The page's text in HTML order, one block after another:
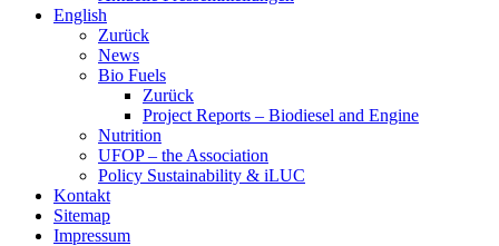
English
Zurück
News
Bio Fuels
Zurück
Project Reports – Biodiesel and Engine
Nutrition
UFOP – the Association
Policy Sustainability & iLUC
Kontakt
Sitemap
Impressum